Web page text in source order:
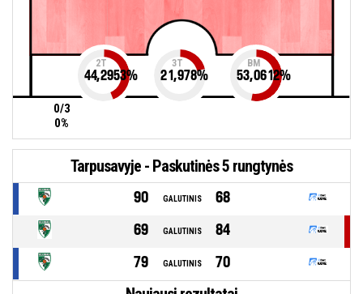
0/3
0%
2T
44,2953%
3T
21,978%
BM
53,0612%
Tarpusavyje - Paskutinės 5 rungtynės
90 GALUTINIS
68
69
GALUTINIS
84
79
GALUTINIS 70